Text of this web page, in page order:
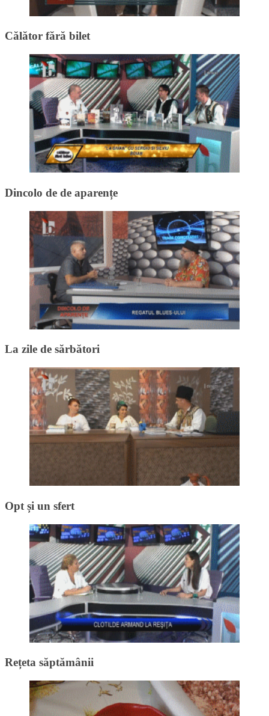
Călător fără bilet
Dincolo de de aparențe
La zile de sărbători
Opt și un sfert
Rețeta săptămânii